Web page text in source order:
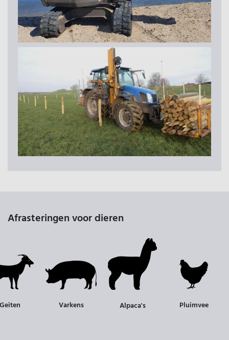
Afrasteringen voor dieren
Varkens Alpaca's Pluimvee